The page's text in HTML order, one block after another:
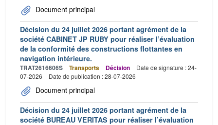
Document principal
Décision du 24 juillet 2026 portant agrément de la
société CABINET JP RUBY pour réaliser l’évaluation
de la conformité des constructions flottantes en
navigation intérieure.
TRAT2616606S Transports Décision
Date de signature : 24-
07-2026
Date de publication : 28-07-2026
Document principal
Décision du 24 juillet 2026 portant agrément de la
société BUREAU VERITAS pour réaliser l’évaluation